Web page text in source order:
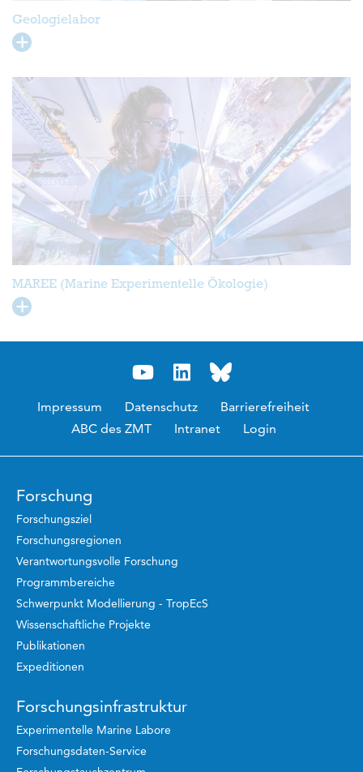
Geologielabor
MAREE (Marine Experimentelle Ökologie)
Impressum Datenschutz
Barrierefreiheit
ABC des ZMT
Intranet Login
Forschung
Forschungsziel
Forschungsregionen
Verantwortungsvolle Forschung
Programmbereiche
Schwerpunkt Modellierung - TropEcS
Wissenschaftliche Projekte
Publikationen
Expeditionen
Forschungsinfrastruktur
Experimentelle Marine Labore
Forschungsdaten-Service